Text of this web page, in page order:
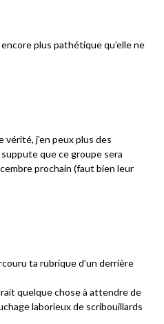
plus pathétique qu’elle ne
j’en peux plus des
que ce groupe sera
prochain (faut bien leur
ta rubrique d’un derrière
quelque chose à attendre de
laborieux de scribouillards